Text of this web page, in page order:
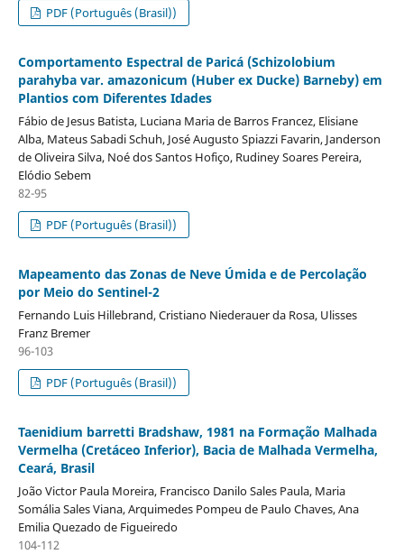
PDF (Português (Brasil))
Comportamento Espectral de Paricá (Schizolobium
parahyba var. amazonicum (Huber ex Ducke) Barneby) em
Plantios com Diferentes Idades
Fábio de Jesus Batista, Luciana Maria de Barros Francez, Elisiane
Alba, Mateus Sabadi Schuh, José Augusto Spiazzi Favarin, Janderson
de Oliveira Silva, Noé dos Santos Hofiço, Rudiney Soares Pereira,
Elódio Sebem
82-95
PDF (Português (Brasil))
Mapeamento das Zonas de Neve Úmida e de Percolação
por Meio do Sentinel-2
Fernando Luis Hillebrand, Cristiano Niederauer da Rosa, Ulisses
Franz Bremer
96-103
PDF (Português (Brasil))
Taenidium barretti Bradshaw, 1981 na Formação Malhada
Vermelha (Cretáceo Inferior), Bacia de Malhada Vermelha,
Ceará, Brasil
João Victor Paula Moreira, Francisco Danilo Sales Paula, Maria
Somália Sales Viana, Arquimedes Pompeu de Paulo Chaves, Ana
Emilia Quezado de Figueiredo
104-112